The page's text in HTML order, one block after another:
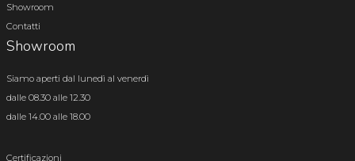
Showroom
Contatti
Showroom
Siamo aperti dal lunedì al venerdì
dalle 08.30 alle 12.30
dalle 14.00 alle 18.00
Certificazioni